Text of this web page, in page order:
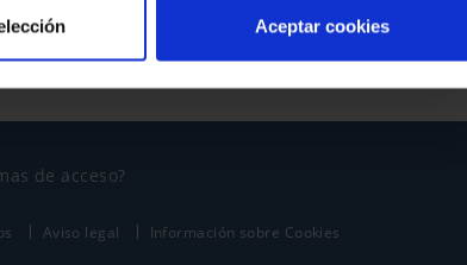
Aceptar cookies
del servicio
de acceso?
Aviso legal Información sobre Cookies